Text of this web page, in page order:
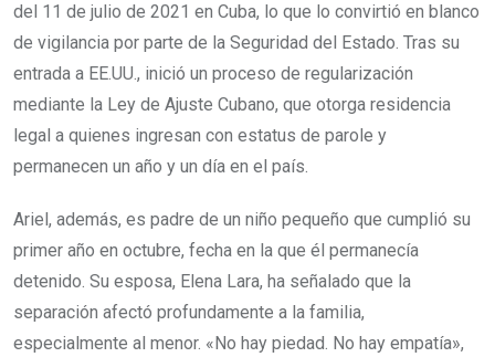
del 11 de julio de 2021 en Cuba, lo que lo convirtió en blanco
de vigilancia por parte de la Seguridad del Estado. Tras su
entrada a EE.UU., inició un proceso de regularización
mediante la Ley de Ajuste Cubano, que otorga residencia
legal a quienes ingresan con estatus de parole y
permanecen un año y un día en el país.
Ariel, además, es padre de un niño pequeño que cumplió su
primer año en octubre, fecha en la que él permanecía
detenido. Su esposa, Elena Lara, ha señalado que la
separación afectó profundamente a la familia,
especialmente al menor. «No hay piedad. No hay empatía»,